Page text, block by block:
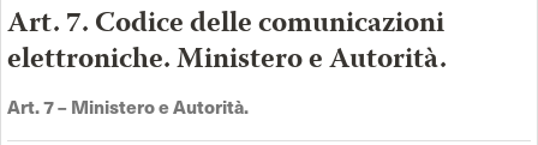
Art. 7. Codice delle comunicazioni
elettroniche. Ministero e Autorità.
Art. 7 –Ministero e Autorità.